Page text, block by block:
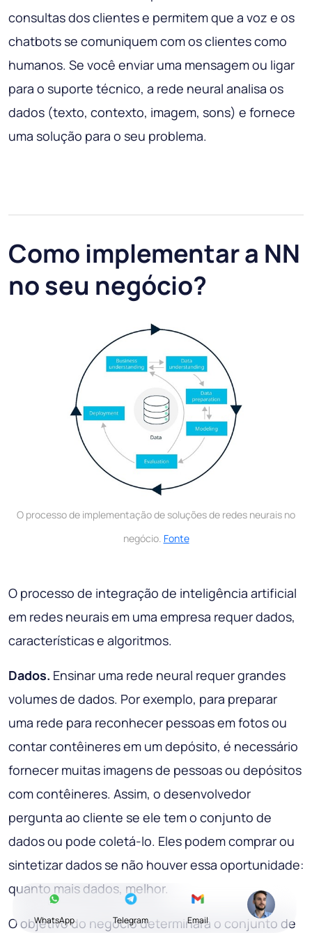
consultas dos clientes e permitem que a voz e os
chatbots se comuniquem com os clientes como
humanos. Se você enviar uma mensagem ou ligar
para o suporte técnico, a rede neural analisa os
dados (texto, contexto, imagem, sons) e fornece
uma solução para o seu problema.
Como implementar a NN
no seu negócio?
O processo de implementação de soluções de redes neurais no
negócio. Fonte
O processo de integração de inteligência artificial
em redes neurais em uma empresa requer dados,
características e algoritmos.
Dados. Ensinar uma rede neural requer grandes
volumes de dados. Por exemplo, para preparar
uma rede para reconhecer pessoas em fotos ou
contar contêineres em um depósito, é necessário
fornecer muitas imagens de pessoas ou depósitos
com contêineres. Assim, o desenvolvedor
pergunta ao cliente se ele tem o conjunto de
dados ou pode coletá-lo. Eles podem comprar ou
sintetizar dados se não houver essa oportunidade:
quanto mais dados, melhor.
O objetivo do negócio determinará o conjunto de
WhatsApp Telegram Email